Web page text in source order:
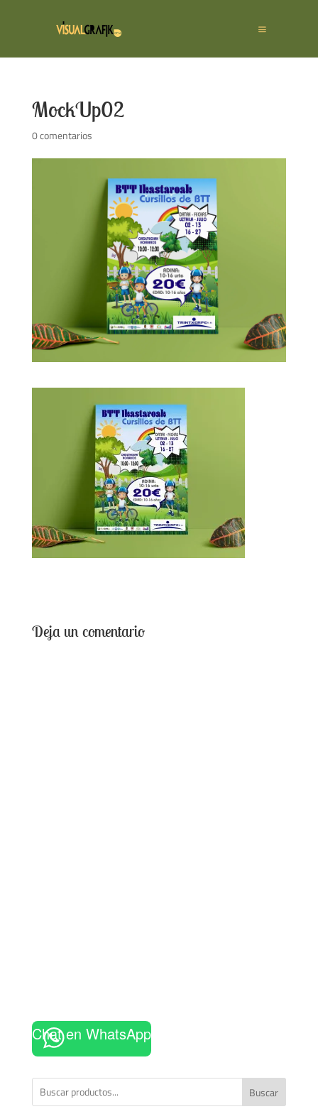
MockUp02
0 comentarios
Deja un comentario
Chat en WhatsApp
Buscar